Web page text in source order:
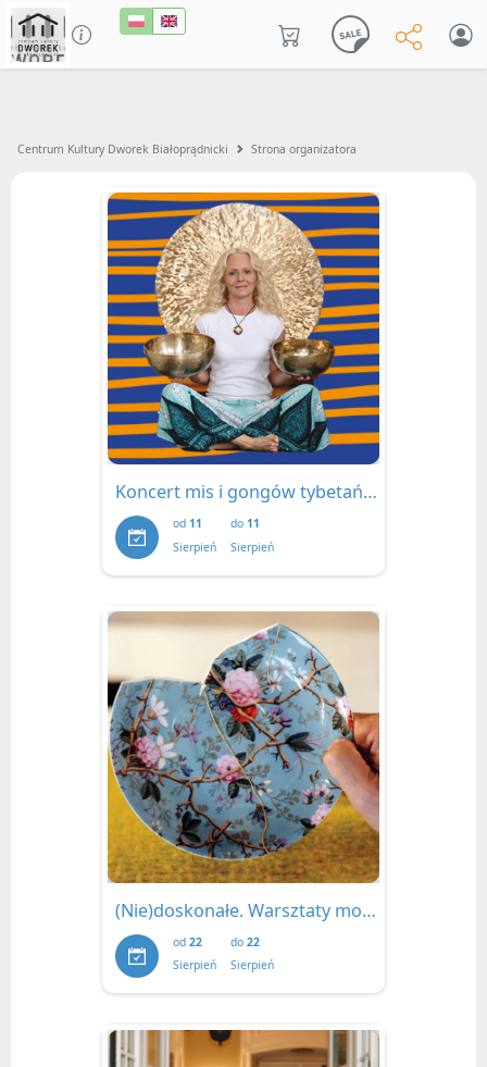
Centrum Kultury Dworek Białoprądnicki Strona organizatora
Koncert mis i gongów tybetańskich | 28 kwietnia 2026
od 11
Sierpień
do 11
Sierpień
(Nie)doskonałe. Warsztaty modern kintsugi.
od 22
Sierpień
do 22
Sierpień